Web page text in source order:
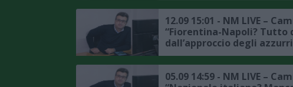
Servono giocatori di
attacco"
12.09 15:01 - NM LIVE –
“Fiorentina-Napoli? Tutto
dall’approccio degli
partita, Kean piaceva a
mercato? Nella prossima
completerà il percorso di
05.09 14:59 - NM LIVE –